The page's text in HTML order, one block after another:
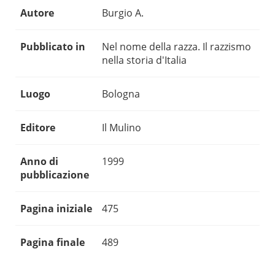
Autore Burgio A.
Pubblicato in
Nel nome della razza. Il razzismo
nella storia d'Italia
Luogo Bologna
Editore Il Mulino
Anno di
pubblicazione
1999
Pagina iniziale 475
Pagina finale 489